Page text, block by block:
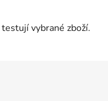
vybrané zboží.